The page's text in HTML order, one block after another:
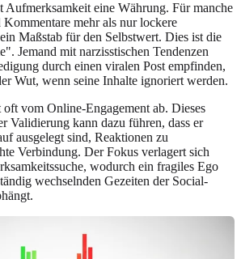
Aufmerksamkeit eine Währung. Für manche
mehr als nur lockere
Maßstab für den Selbstwert. Dies ist die
Jemand mit narzisstischen Tendenzen
durch einen viralen Post empfinden,
Wut, wenn seine Inhalte ignoriert werden.
oft vom Online-Engagement ab. Dieses
Validierung kann dazu führen, dass er
ausgelegt sind, Reaktionen zu
Verbindung. Der Fokus verlagert sich
wodurch ein fragiles Ego
wechselnden Gezeiten der Social-